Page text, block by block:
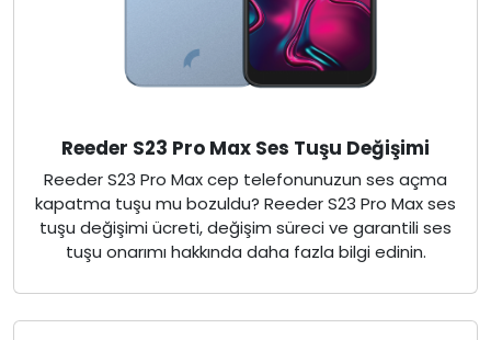
Reeder S23 Pro Max Ses Tuşu Değişimi
Reeder S23 Pro Max cep telefonunuzun ses açma
kapatma tuşu mu bozuldu? Reeder S23 Pro Max ses
tuşu değişimi ücreti, değişim süreci ve garantili ses
tuşu onarımı hakkında daha fazla bilgi edinin.